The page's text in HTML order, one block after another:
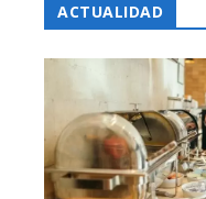
ACTUALIDAD